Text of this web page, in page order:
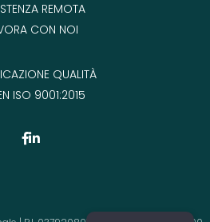
REMOTA
CON NOI
QUALITÀ
ISO 9001:2015